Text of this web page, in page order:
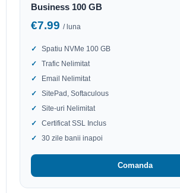
Business 100 GB
€7.99 / luna
Spatiu NVMe 100 GB
Trafic Nelimitat
Email Nelimitat
SitePad, Softaculous
Site-uri Nelimitat
Certificat SSL Inclus
30 zile banii inapoi
Comanda